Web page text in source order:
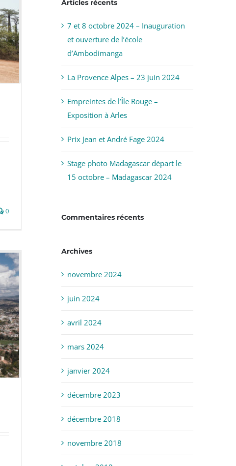
0
Articles récents
7 et 8 octobre 2024 – Inauguration
et ouverture de l’école
d’Ambodimanga
La Provence Alpes – 23 juin 2024
Empreintes de l’Île Rouge –
Exposition à Arles
Prix Jean et André Fage 2024
Stage photo Madagascar départ le
15 octobre – Madagascar 2024
Commentaires récents
Archives
novembre 2024
juin 2024
avril 2024
mars 2024
janvier 2024
décembre 2023
décembre 2018
novembre 2018